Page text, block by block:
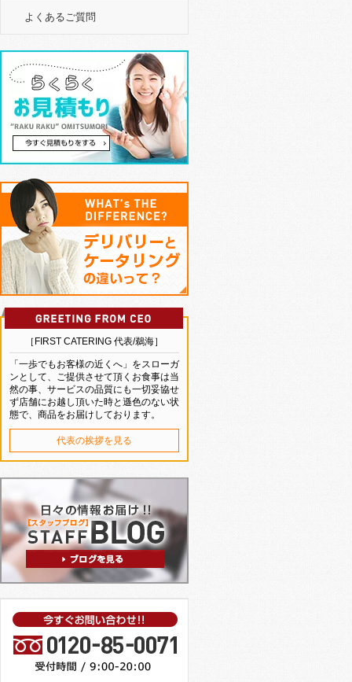
よくあるご質問
［FIRST CATERING 代表/鵜海］
「一歩でもお客様の近くへ」をスローガ
ンとして、ご提供させて頂くお食事は当
然の事、サービスの品質にも一切妥協せ
ず店舗にお越し頂いた時と遜色のない状
態で、商品をお届けしております。
代表の挨拶を見る